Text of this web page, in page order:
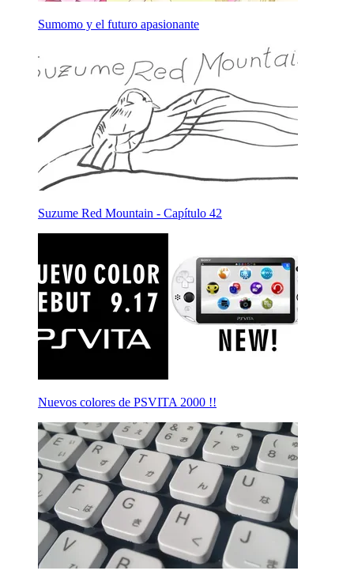
Sumomo y el futuro apasionante
Suzume Red Mountain - Capítulo 42
Nuevos colores de PSVITA 2000 !!